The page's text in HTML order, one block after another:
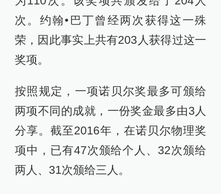
次。约翰•巴丁曾经两次获得这一殊
荣，因此事实上共有203人获得过这一
奖项。
按照规定，一项诺贝尔奖最多可颁给
两项不同的成就，一份奖金最多由3人
分享。截至2016年，在诺贝尔物理奖
项中，已有47次颁给个人、32次颁给
两人、31次颁给三人。